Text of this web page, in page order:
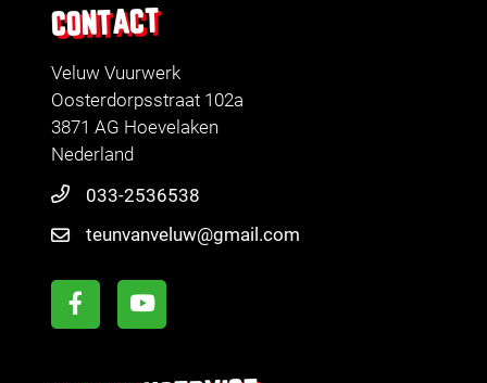
CONTACT
Veluw Vuurwerk
Oosterdorpsstraat 102a
3871 AG Hoevelaken
Nederland
033-2536538
teunvanveluw@gmail.com